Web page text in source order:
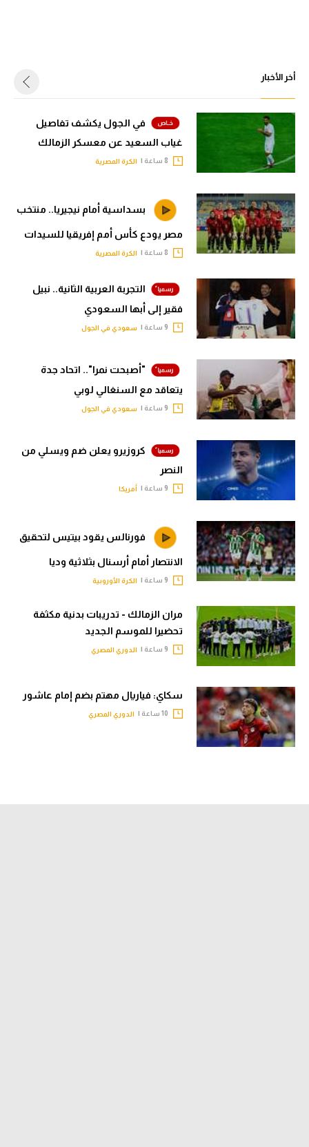
أخر الأخبار
في الجول يكشف تفاصيل
غياب السعيد عن معسكر الزمالك
الكرة المصرية
بسداسية أمام نيجيريا.. منتخب
مصر يودع كأس أمم إفريقيا للسيدات
الكرة المصرية
التجربة العربية الثانية.. نبيل
فقير إلى أبها السعودي
سعودي في الجول
"أصبحت نمرا".. اتحاد جدة
يتعاقد مع السنغالي لوبي
سعودي في الجول
كروزيرو يعلن ضم ويسلي من
النصر
أمريكا
فورنالس يقود بيتيس لتحقيق
الانتصار أمام أرسنال بثلاثية وديا
الكرة الأوروبية
مران الزمالك - تدريبات بدنية مكثفة
تحضيرا للموسم الجديد
الدوري المصري
سكاي: فياريال مهتم بضم إمام عاشور
الدوري المصري